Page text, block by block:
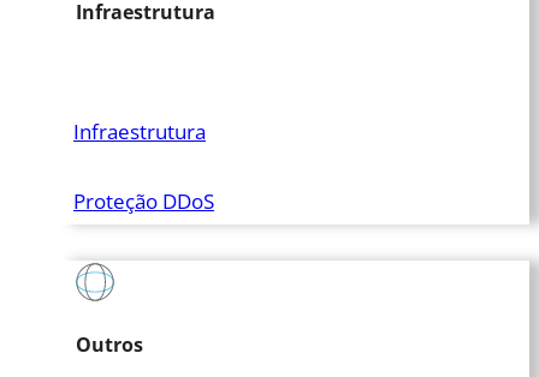
Infraestrutura
Infraestrutura
Proteção DDoS
Outros